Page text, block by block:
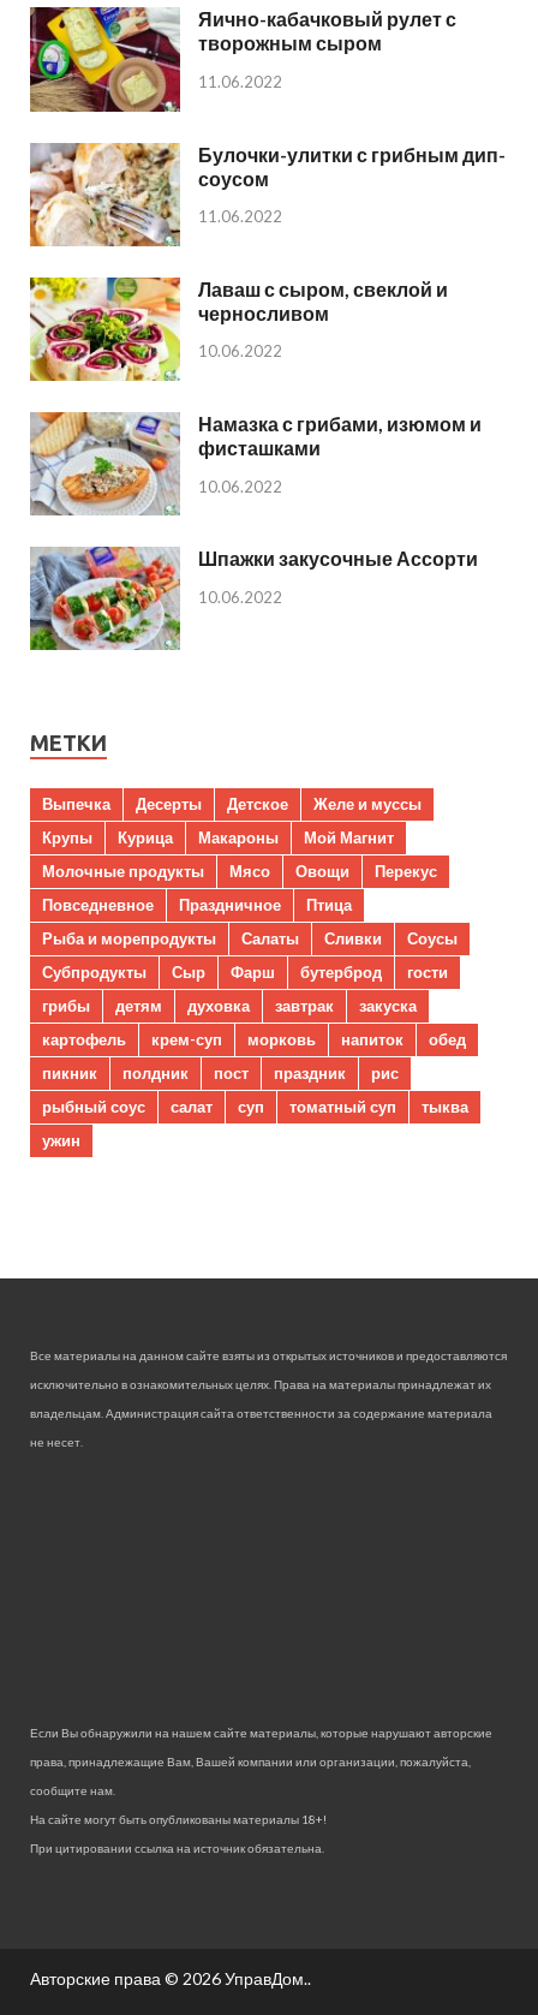
Яично-кабачковый рулет с
творожным сыром
11.06.2022
Булочки-улитки с грибным дип-
соусом
11.06.2022
Лаваш с сыром, свеклой и
черносливом
10.06.2022
Намазка с грибами, изюмом и
фисташками
10.06.2022
Шпажки закусочные Ассорти
10.06.2022
МЕТКИ
Выпечка Десерты Детское
Желе и муссы
Крупы
Курица Макароны
Мой Магнит
Молочные продукты
Мясо Овощи
Перекус
Повседневное
Праздничное
Птица
Рыба и морепродукты
Салаты Сливки
Соусы
Субпродукты
Сыр Фарш бутерброд
гости
грибы
детям духовка завтрак
закуска
картофель
крем-суп морковь напиток
обед
пикник
полдник пост праздник
рис
рыбный соус
салат суп томатный суп
тыква
ужин
Все материалы на данном сайте взяты из открытых источников и предоставляются
исключительно в ознакомительных целях. Права на материалы принадлежат их
владельцам. Администрация сайта ответственности за содержание материала
не несет.
Если Вы обнаружили на нашем сайте материалы, которые нарушают авторские
права, принадлежащие Вам, Вашей компании или организации, пожалуйста,
сообщите нам.
На сайте могут быть опубликованы материалы 18+!
При цитировании ссылка на источник обязательна.
Авторские права © 2026УправДом..